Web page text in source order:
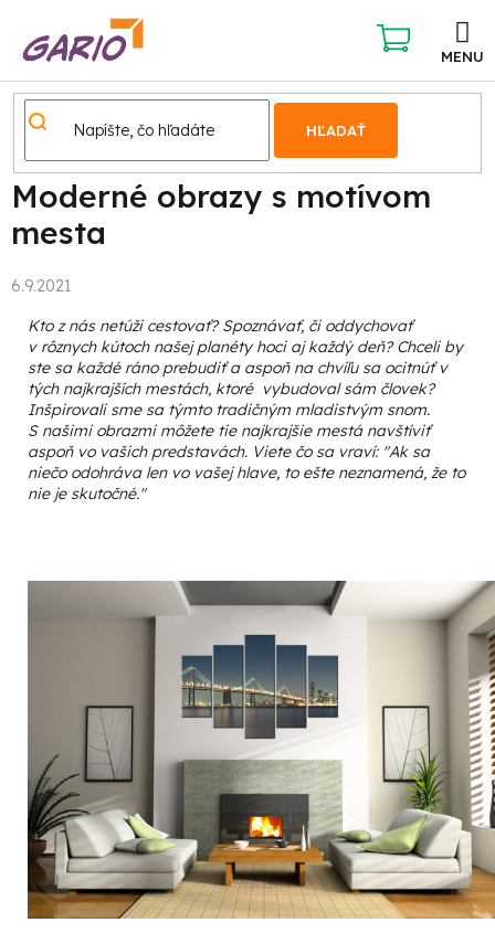
obsah
HĽADAŤ
NÁKUPNÝ
KOŠÍK
Moderné obrazy s motívom
mesta
6.9.2021
Kto z nás netúži cestovať? Spoznávať, či oddychovať
v rôznych kútoch našej planéty hoci aj každý deň? Chceli by
ste sa každé ráno prebudiť a aspoň na chvíľu sa ocitnúť v
tých najkrajších mestách, ktoré vybudoval sám človek?
Inšpirovali sme sa týmto tradičným mladistvým snom.
S našimi obrazmi môžete tie najkrajšie mestá navštíviť
aspoň vo vašich predstavách. Viete čo sa vraví: "Ak sa
niečo odohráva len vo vašej hlave, to ešte neznamená, že to
nie je skutočné."